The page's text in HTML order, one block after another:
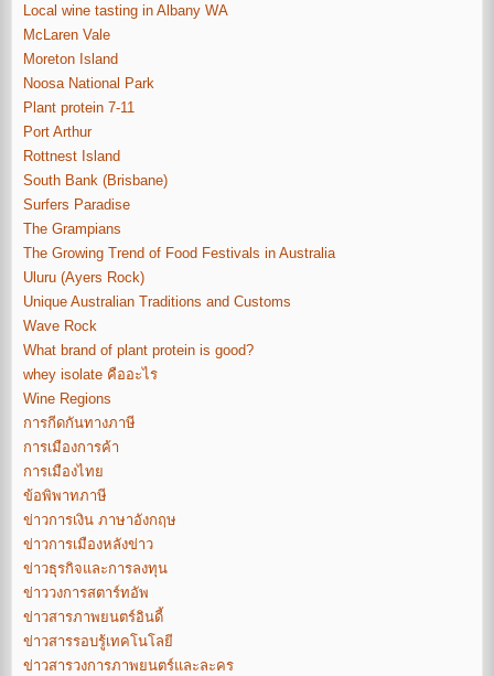
Local wine tasting in Albany WA
McLaren Vale
Moreton Island
Noosa National Park
Plant protein 7-11
Port Arthur
Rottnest Island
South Bank (Brisbane)
Surfers Paradise
The Grampians
The Growing Trend of Food Festivals in Australia
Uluru (Ayers Rock)
Unique Australian Traditions and Customs
Wave Rock
What brand of plant protein is good?
whey isolate คืออะไร
Wine Regions
การกีดกันทางภาษี
การเมืองการค้า
การเมืองไทย
ข้อพิพาทภาษี
ข่าวการเงิน ภาษาอังกฤษ
ข่าวการเมืองหลังข่าว
ข่าวธุรกิจและการลงทุน
ข่าววงการสตาร์ทอัพ
ข่าวสารภาพยนตร์อินดี้
ข่าวสารรอบรู้เทคโนโลยี
ข่าวสารวงการภาพยนตร์และละคร